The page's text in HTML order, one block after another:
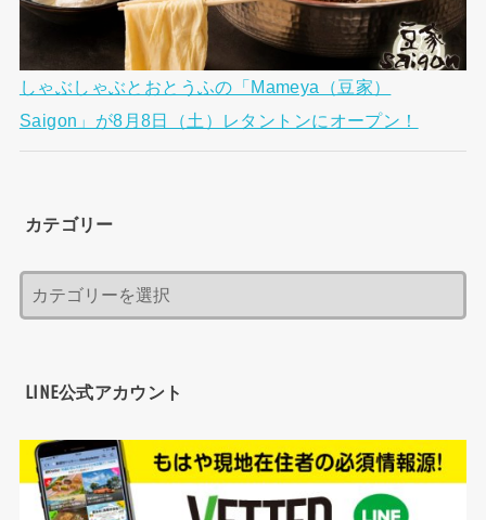
しゃぶしゃぶとおとうふの「Mameya（豆家）
Saigon」が8月8日（土）レタントンにオープン！
カテゴリー
LINE公式アカウント